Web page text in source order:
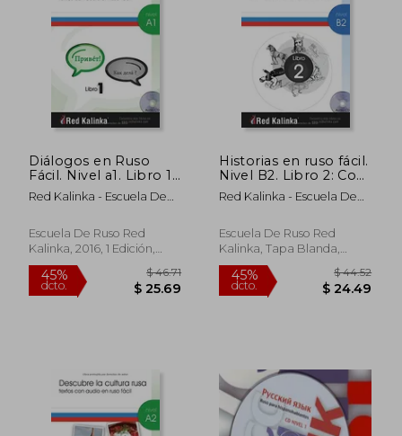
45% 45%
Diálogos en Ruso
Fácil. Nivel a1. Libro 1:
Textos con Audio
Para Estudiantes de
Español)
Red Kalinka - Escuela De
Escuela De Ruso Red
Kalinka, 2016, 1 Edición,
Tapa Blanda, Nuevo
Historias en ruso fácil.
Nivel B2. Libro 2: Con
traducción al español
y audio
Red Kalinka - Escuela De
Escuela De Ruso Red
Kalinka, Tapa Blanda,
Nuevo